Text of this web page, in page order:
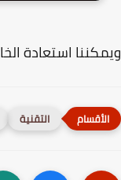
استعادة
التقنية